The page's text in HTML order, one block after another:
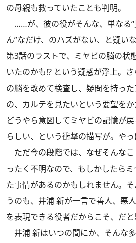
の母親も救っていたことも判明。
……が、彼の役がそんな、単なる“
ん”なだけ、のハズがない、と疑い
第3話のラストで、ミヤビの脳の状
いたのかも!? という疑惑が浮上。
の脳を改めて検査し、疑問を持った
の、カルテを見たいという要望を
どうやら意図してミヤビの記憶が
らしい、という衝撃の描写が。や
ただ今の段階では、なぜそんな
ったく不明なので、もしかしたら
た事情があるのかもしれません。
うのも、井浦 新が一言で善人、悪
を表現できる役者だからこそ、だと
井浦 新はいつの間にか、そんな